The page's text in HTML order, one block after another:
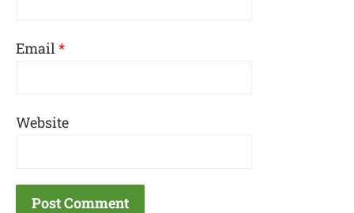
Email*
Website